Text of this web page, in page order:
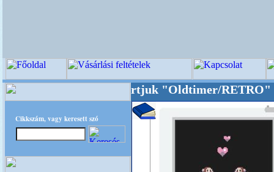
Cikkszám, vagy keresett szó
akarattal tartjuk "Oldtimer/RETRO"